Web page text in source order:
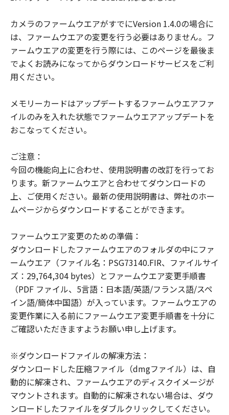
下記 (2)により終了されるまで有効に存続
します。
(2) お客様が「本契約」のいずれかの条項
に違反した場合、「本契約」は直ちに終了
します。
が終了した場合、「許諾ソフトウェア」の
取り扱いについてキヤノンの指示に従うも
のとします。
了後も効力を有するものとします。
U.S. GOVERNMENT RESTRICTED RIGHTS
NOTICE
as that term is defined at 48 C.F.R. 2.101
(Oct 1995), consisting of ""commercial
computer software"" and ""commercial
computer software documentation,"" as
such terms are used in 48 C.F.R. 12.212
(Sept 1995).
Consistent with 48 C.F.R. 12.212 and 48
C.F.R. 227.7202-1 through 227.7202-4
Users shall acquire the Software with
only those rights set forth herein.
Manufacturer is Canon Inc./30-2,
Shimomaruko 3-chome, Ohta-ku, Tokyo
146-8501, Japan.
カメラのファームウエアがすでにVersion 1.4.0の場合に
は、ファームウエアの変更を行う必要はありません。フ
ァームウエアの変更を行う際には、このページを最後ま
でよくお読みになってからダウンロードサービスをご利
用ください。
メモリーカードはアップデートするファームウエアファ
イルのみを入れた状態でファームウエアアップデートを
おこなってください。
ご注意：
今回の機能向上に合わせ、使用説明書の改訂を行ってお
ります。新ファームウエアと合わせてダウンロードの
上、ご使用ください。最新の使用説明書は、弊社のホー
ムページからダウンロードすることができます。
ファームウエア変更のための準備：
ダウンロードしたファームウエアのフォルダの中にファ
ームウエア（ファイル名：PSG73140.FIR、ファイルサイ
ズ：29,764,304 bytes）とファームウエア変更手順書
（PDF ファイル、5言語：日本語/英語/フランス語/スペ
イン語/簡体中国語）が入っています。ファームウエアの
変更作業に入る前にファームウエア変更手順書を十分に
ご確認いただきますようお願い申し上げます。
※ダウンロードファイルの解凍方法：
ダウンロードした圧縮ファイル（dmgファイル）は、自
動的に解凍され、ファームウエアのディスクイメージが
マウントされます。自動的に解凍されない場合は、ダウ
ンロードしたファイルをダブルクリックしてください。